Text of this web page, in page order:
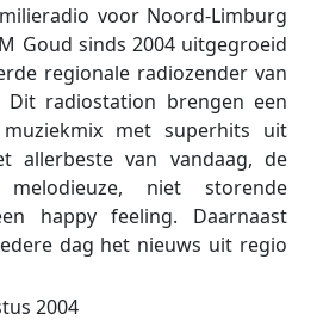
voor Noord-Limburg
Goud sinds 2004 uitgegroeid
regionale radiozender van
Dit radiostation brengen een
met superhits uit
allerbeste van vandaag, de
niet storende
happy feeling. Daarnaast
dag het nieuws uit regio
2004